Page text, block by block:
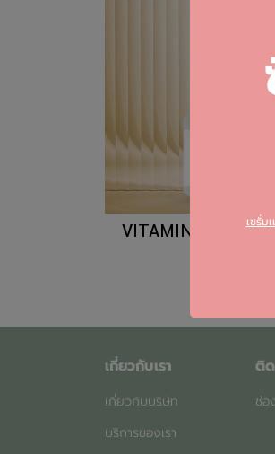
VITAMIN VIT C
เกี่ยวกับเรา
เกี่ยวกับบริษัท
บริการของเรา
ติ
ช่อ
เซรั่